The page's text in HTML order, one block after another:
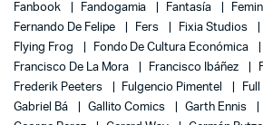
Fanbook
Fandogamia Fantasía
Fernando De Felipe
Fers Fixia Studios
Flying Frog
Fondo De Cultura Económica
Francisco De La Mora
Francisco Ibáñez
Frederik Peeters
Fulgencio Pimentel
Gabriel Bá
Gallito Comics Garth Ennis